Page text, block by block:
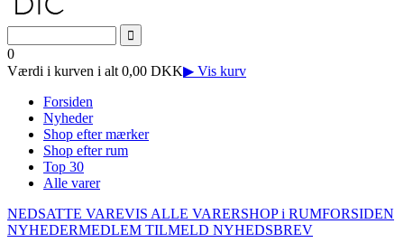
0
Værdi i kurven i alt 0,00 DKK▶ Vis kurv
Forsiden
Nyheder
Shop efter mærker
Shop efter rum
Top 30
Alle varer
NEDSATTE VAREVIS ALLE VARERSHOP i RUMFORSIDEN
NYHEDERMEDLEM TILMELD NYHEDSBREV